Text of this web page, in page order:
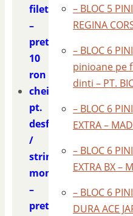
filet
–
pret
10
ron
cheie
pt.
desfacut
/
strins
monobloc
–
pret
– BLOC 5
REGINA
– BLOC 6
pinioane pe
dinti – PT.
– BLOC 6
EXTRA –
– BLOC 6
EXTRA BX –
– BLOC 6
DURA ACE